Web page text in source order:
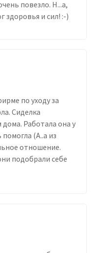
повезло. Н...а,
здоровья и сил! :-)
по уходу за
Сиделка
Работала она у
(А..а из
отношение.
подобрали себе